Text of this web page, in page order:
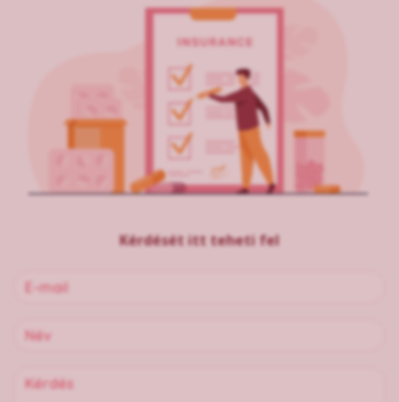
Kérdését itt teheti fel